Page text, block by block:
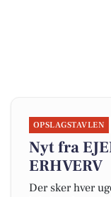
OPSLAGSTAVLEN
Nyt fra
ERHVERV
Der sker hver